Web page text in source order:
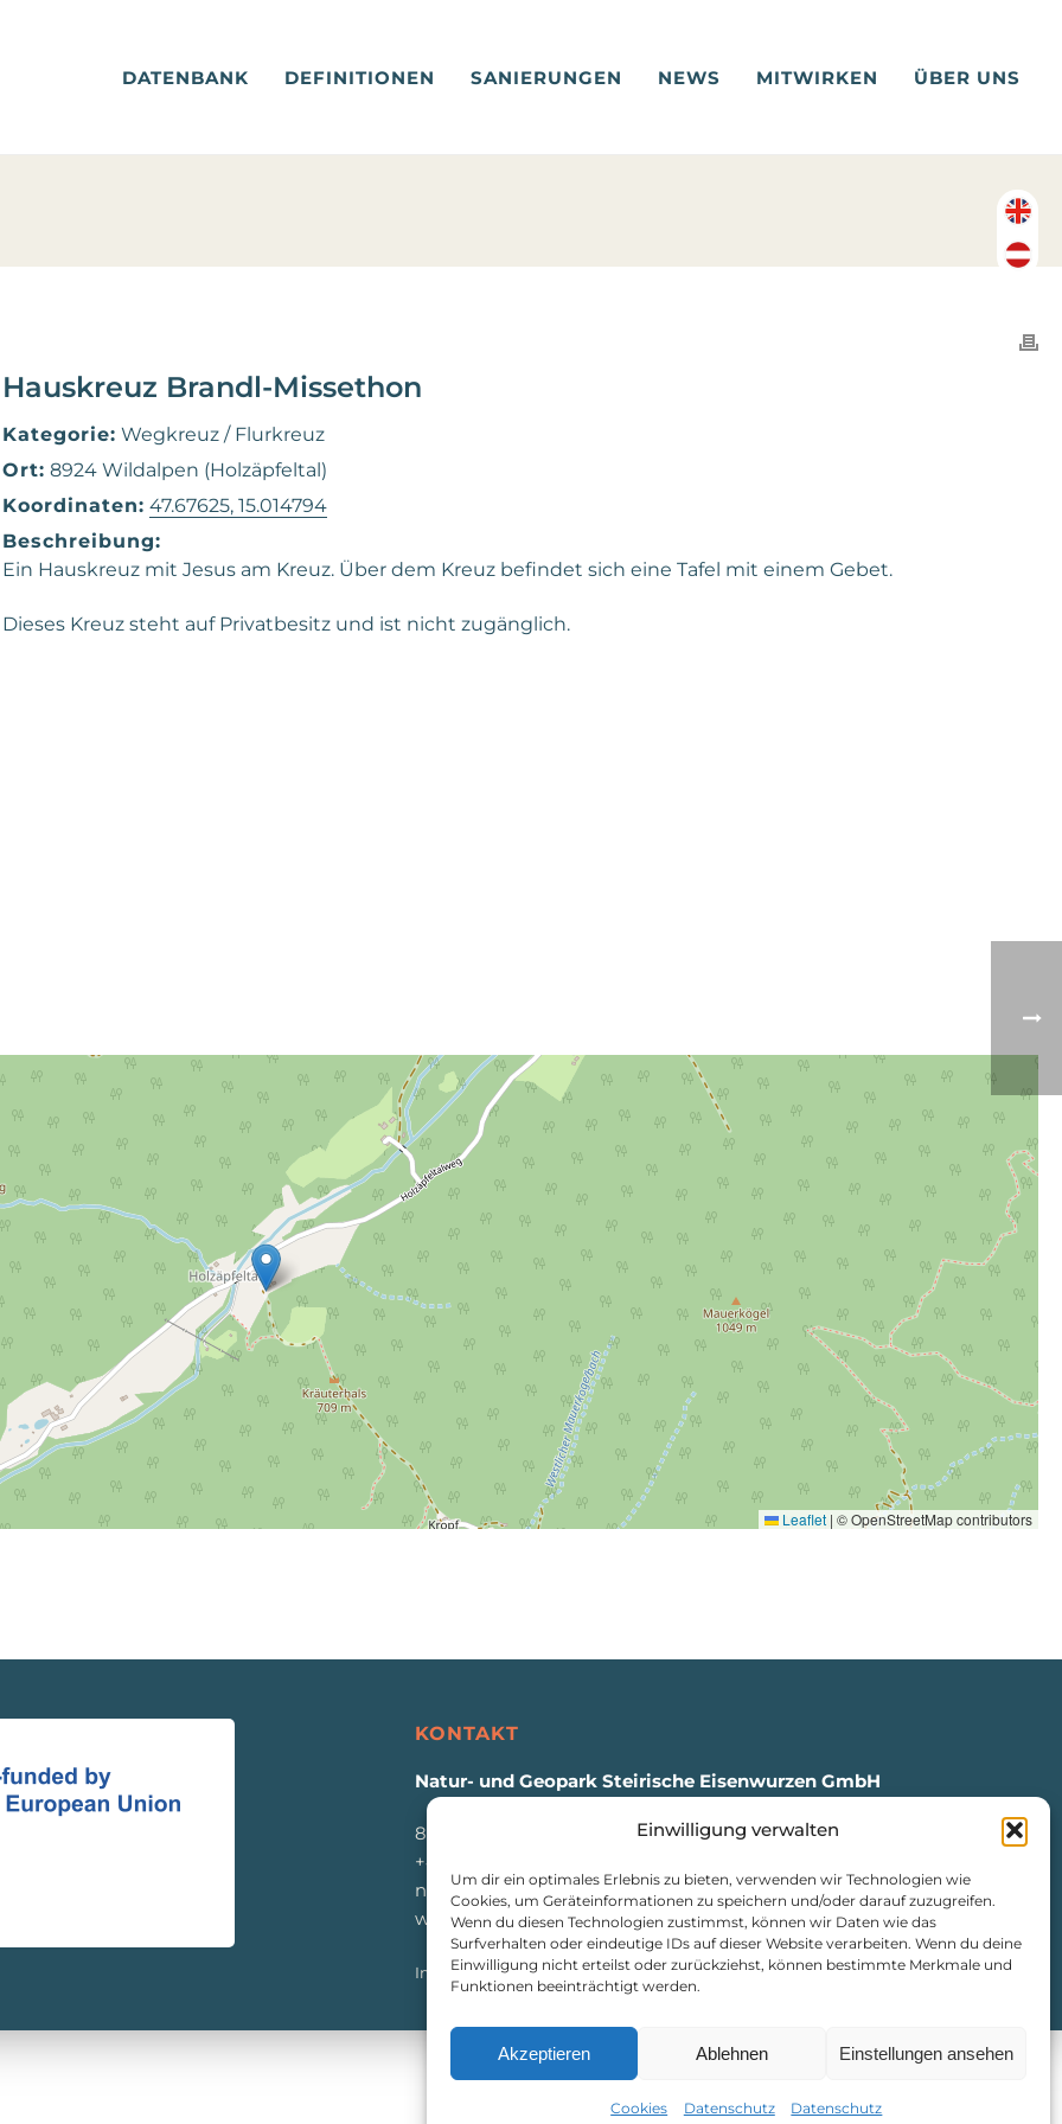
Einwilligung verwalten
Um dir ein optimales Erlebnis zu bieten, verwenden wir Technologien wie
Cookies, um Geräteinformationen zu speichern und/oder darauf zuzugreifen.
Wenn du diesen Technologien zustimmst, können wir Daten wie das
Surfverhalten oder eindeutige IDs auf dieser Website verarbeiten. Wenn du deine
Einwilligung nicht erteilst oder zurückziehst, können bestimmte Merkmale und
Funktionen beeinträchtigt werden.
Akzeptieren Ablehnen Einstellungen ansehen
Cookies Datenschutz Datenschutz
DATENBANK DEFINITIONEN SANIERUNGEN NEWS MITWIRKEN ÜBER UNS
Hauskreuz Brandl-Missethon
Kategorie: Wegkreuz / Flurkreuz
Ort: 8924 Wildalpen (Holzäpfeltal)
Koordinaten: 47.67625, 15.014794
Beschreibung:
Ein Hauskreuz mit Jesus am Kreuz. Über dem Kreuz befindet sich eine Tafel mit einem Gebet.
Dieses Kreuz steht auf Privatbesitz und ist nicht zugänglich.
Leaflet | © OpenStreetMap contributors
KONTAKT
Natur- und Geopark Steirische Eisenwurzen GmbH
8933 St. Gallen, Markt 35
+43 3632 7714
naturpark@eisenwurzen.com
www.eisenwurzen.com
Impressum|Datenschutz|Cookie-Richtlinie